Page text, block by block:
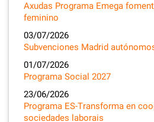
Axudas Programa Emega
feminino
03/07/2026
Subvenciones Madrid
01/07/2026
Programa Social 2027
23/06/2026
Programa ES-Transforma en
sociedades laborais